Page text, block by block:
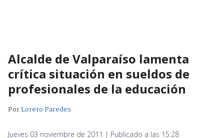
Alcalde de Valparaíso lamenta
crítica situación en sueldos de
profesionales de la educación
PorLoreto Paredes
Jueves 03 noviembre de 2011 | Publicado a las 15:28